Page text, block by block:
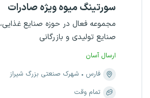
سورتینگ میوه ویژه صادرات
مجموعه فعال در حوزه صنایع غذایی،
صنایع تولیدی و بازرگانی
ارسال آسان
فارس
شهرک صنعتی بزرگ شیراز
تمام وقت